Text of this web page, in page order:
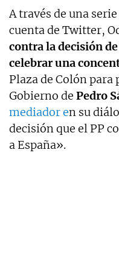
A través de una
cuenta de Twitter,
contra la decisión
celebrar una
Plaza de Colón
Gobierno de Pedro
mediador en su
decisión que el PP
a España».